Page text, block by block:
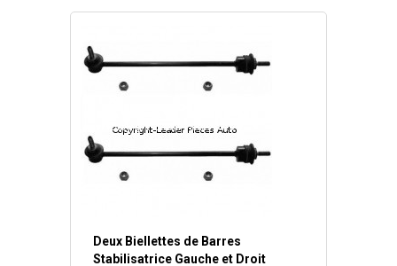
Deux Biellettes de Barres
Stabilisatrice Gauche et Droit